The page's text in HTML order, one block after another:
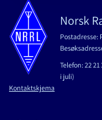
Norsk
Postadresse:
Telefon: 22
i juli)
Kontaktskjema